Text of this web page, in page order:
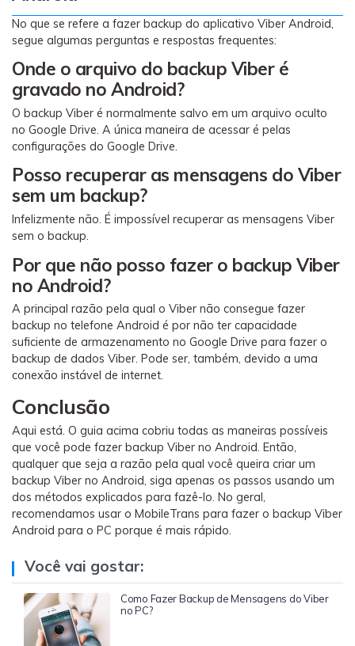
No que se refere a fazer backup do aplicativo Viber Android,
segue algumas perguntas e respostas frequentes:
Onde o arquivo do backup Viber é
gravado no Android?
O backup Viber é normalmente salvo em um arquivo oculto
no Google Drive. A única maneira de acessar é pelas
configurações do Google Drive.
Posso recuperar as mensagens do Viber
sem um backup?
Infelizmente não. É impossível recuperar as mensagens Viber
sem o backup.
Por que não posso fazer o backup Viber
no Android?
A principal razão pela qual o Viber não consegue fazer
backup no telefone Android é por não ter capacidade
suficiente de armazenamento no Google Drive para fazer o
backup de dados Viber. Pode ser, também, devido a uma
conexão instável de internet.
Conclusão
Aqui está. O guia acima cobriu todas as maneiras possíveis
que você pode fazer backup Viber no Android. Então,
qualquer que seja a razão pela qual você queira criar um
backup Viber no Android, siga apenas os passos usando um
dos métodos explicados para fazê-lo. No geral,
recomendamos usar o MobileTrans para fazer o backup Viber
Android para o PC porque é mais rápido.
Você vai gostar:
Como Fazer Backup de Mensagens do Viber
no PC?